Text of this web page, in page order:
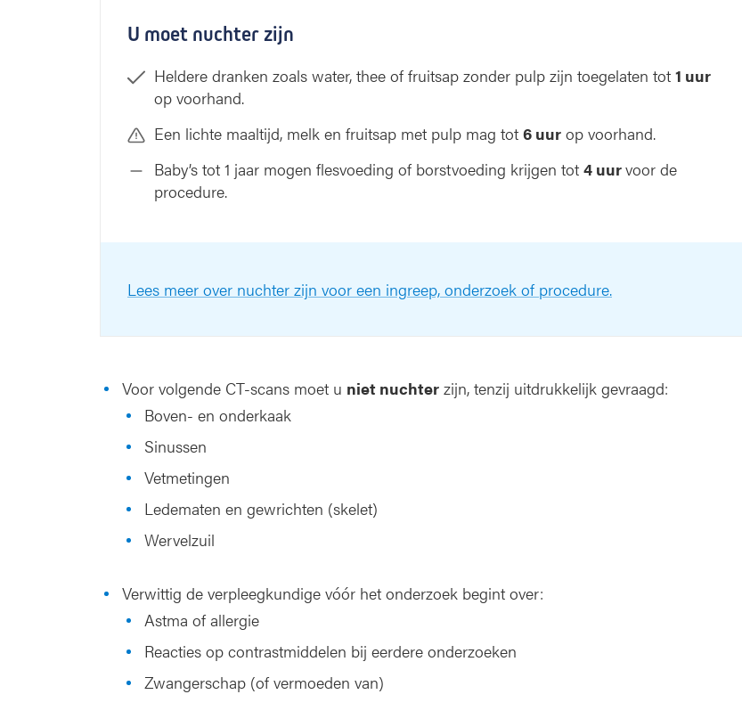
U moet nuchter zijn
Heldere dranken zoals water, thee of fruitsap zonder pulp zijn toegelaten tot 1 uur
op voorhand.
Een lichte maaltijd, melk en fruitsap met pulp mag tot 6 uur op voorhand.
Baby’s tot 1 jaar mogen flesvoeding of borstvoeding krijgen tot 4 uurvoor de
procedure.
Lees meer over nuchter zijn voor een ingreep, onderzoek of procedure.
Voor volgende CT-scans moet u niet nuchter zijn, tenzij uitdrukkelijk gevraagd:
Boven- en onderkaak
Sinussen
Vetmetingen
Ledematen en gewrichten (skelet)
Wervelzuil
Verwittig de verpleegkundige vóór het onderzoek begint over:
Astma of allergie
Reacties op contrastmiddelen bij eerdere onderzoeken
Zwangerschap (of vermoeden van)